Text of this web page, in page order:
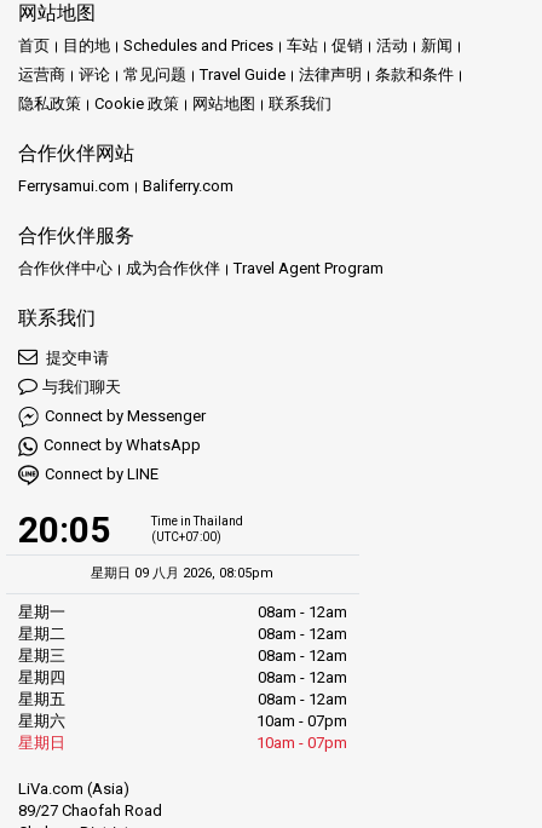
网站地图
首页 目的地 Schedules and Prices 车站 促销 活动
新闻
运营商
评论 常见问题 Travel Guide 法律声明
条款和条件
隐私政策
Cookie 政策 网站地图 联系我们
合作伙伴网站
Ferrysamui.com Baliferry.com
合作伙伴服务
合作伙伴中心 成为合作伙伴 Travel Agent Program
联系我们
提交申请
与我们聊天
Connect by Messenger
Connect by WhatsApp
Connect by LINE
20:05
Time in Thailand
(UTC+07:00)
星期日 09 八月 2026, 08:05pm
星期一
08am - 12am
星期二
08am - 12am
星期三
08am - 12am
星期四
08am - 12am
星期五
08am - 12am
星期六
10am - 07pm
星期日
10am - 07pm
LiVa.com (Asia)
89/27 Chaofah Road